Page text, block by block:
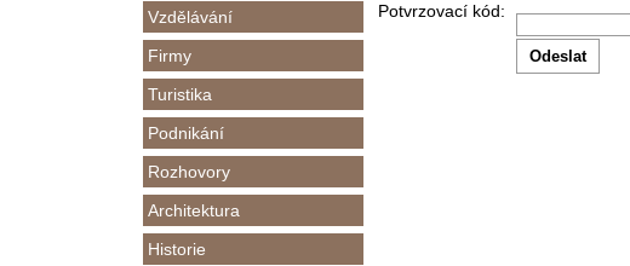
Vzdělávání
Firmy
Turistika
Podnikání
Rozhovory
Architektura
Historie
Potvrzovací kód: